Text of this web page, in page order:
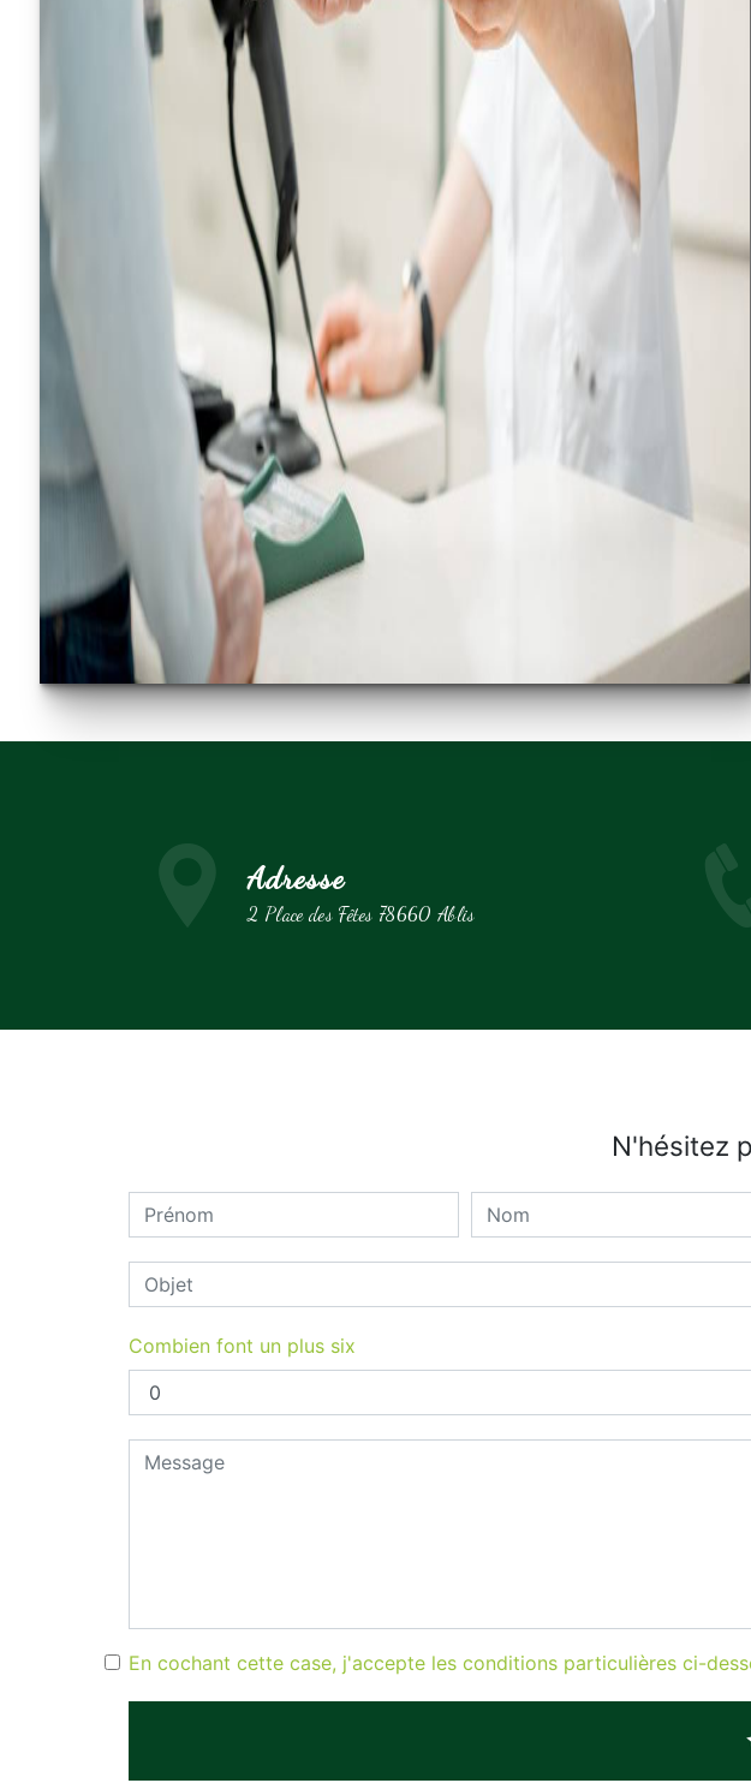
Adresse
2 Place des Fêtes 78660 Ablis
N'hésitez
Combien font un plus six
En cochant cette case, j'accepte les conditions particulières ci-